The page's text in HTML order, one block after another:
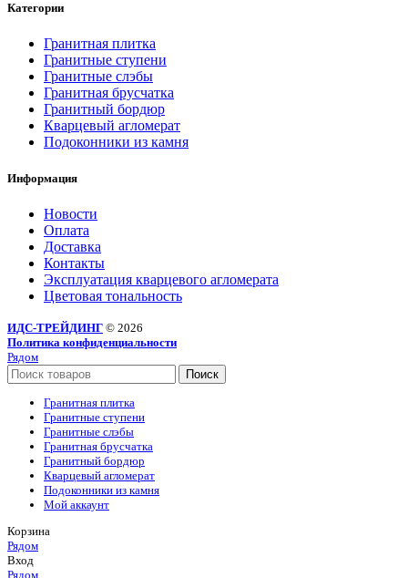
Категории
Гранитная плитка
Гранитные ступени
Гранитные слэбы
Гранитная брусчатка
Гранитный бордюр
Кварцевый агломерат
Подоконники из камня
Информация
Новости
Оплата
Доставка
Контакты
Эксплуатация кварцевого агломерата
Цветовая тональность
ИДС-ТРЕЙДИНГ © 2026
Политика конфиденциальности
Рядом
Поиск
Гранитная плитка
Гранитные ступени
Гранитные слэбы
Гранитная брусчатка
Гранитный бордюр
Кварцевый агломерат
Подоконники из камня
Мой аккаунт
Корзина
Рядом
Вход
Рядом